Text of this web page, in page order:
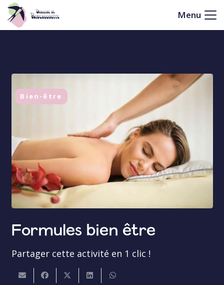
Menu
Bien-être
Formules bien être
Partager cette activité en 1 clic !